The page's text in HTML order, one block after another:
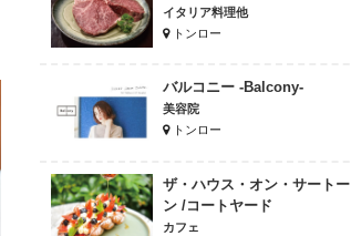
イタリア料理他
トンロー
バルコニー -Balcony-
美容院
トンロー
ザ・ハウス・オン・サートー
ン /コートヤード
カフェ